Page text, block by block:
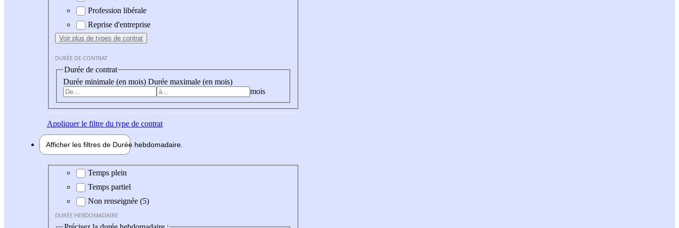
Profession libérale
Reprise d'entreprise
Voir plus de types de contrat
DURÉE DE CONTRAT
Durée de contrat
Durée minimale (en mois) Durée maximale (en mois)
mois
Appliquerle filtre du type de contrat
Afficher les filtres de Durée hebdomadaire
Durée hebdomadaire
Temps plein
Temps partiel
Non renseignée (5)
DURÉE HEBDOMADAIRE